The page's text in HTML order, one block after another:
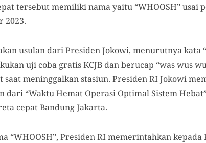
tersebut memiliki nama yaitu “WHOOSH” usai
2023.
usulan dari Presiden Jokowi, menurutnya kata
uji coba gratis KCJB dan berucap “was wus
meninggalkan stasiun. Presiden RI Jokowi
dari “Waktu Hemat Operasi Optimal Sistem
cepat Bandung Jakarta.
“WHOOSH”, Presiden RI memerintahkan kepada